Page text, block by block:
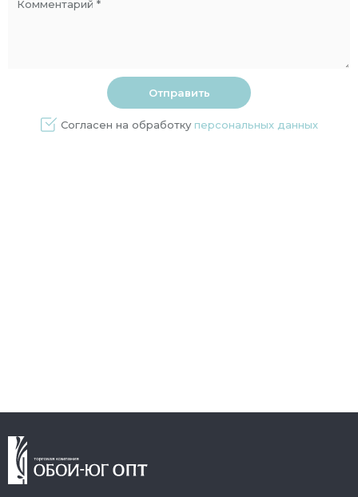
Согласен на обработку персональных данных